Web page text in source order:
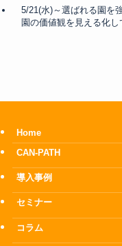
5/21(水)～選ばれる園を
園の価値観を見える化し
Home
CAN-PATH
導入事例
セミナー
コラム